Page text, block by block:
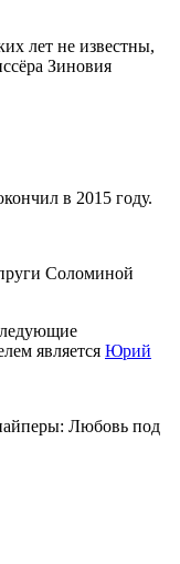
лет не известны,
Зиновия
в 2015 году.
Соломиной
является Юрий
Любовь под